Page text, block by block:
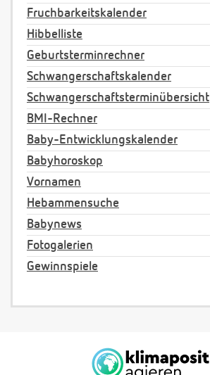
Fruchbarkeitskalender
Hibbelliste
Geburtsterminrechner
Schwangerschaftskalender
Schwangerschaftsterminübersicht
BMI-Rechner
Baby-Entwicklungskalender
Babyhoroskop
Vornamen
Hebammensuche
Babynews
Fotogalerien
Gewinnspiele